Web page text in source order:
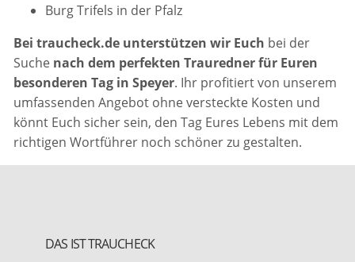
Burg Trifels in der Pfalz
Bei traucheck.de unterstützen wir Euch bei der
Suche nach dem perfekten Trauredner für Euren
besonderen Tag in Speyer. Ihr profitiert von unserem
umfassenden Angebot ohne versteckte Kosten und
könnt Euch sicher sein, den Tag Eures Lebens mit dem
richtigen Wortführer noch schöner zu gestalten.
DAS IST TRAUCHECK